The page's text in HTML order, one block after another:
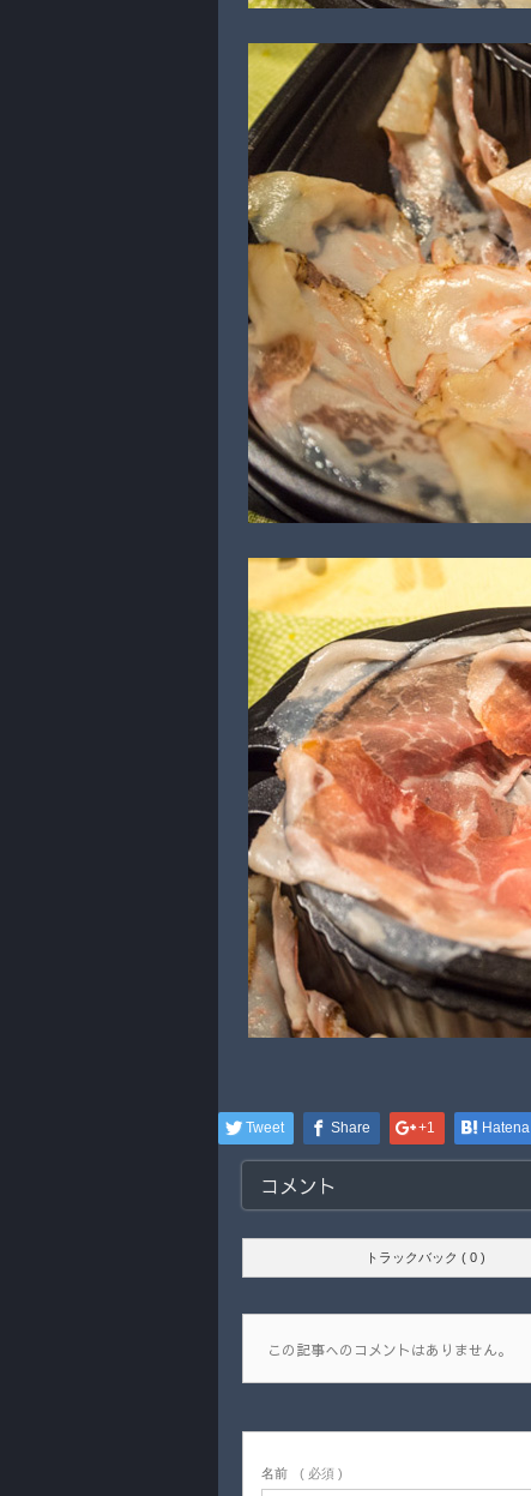
Tweet Share +1 Hatena
コメント
トラックバック ( 0 )
この記事へのコメントはありません。
名前 ( 必須 )